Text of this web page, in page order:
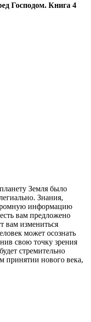
Господом. Книга 4
Земля было
Знания,
информацию
вам предложено
вам измениться
может осознать
свою точку зрения
стремительно
принятии нового века,